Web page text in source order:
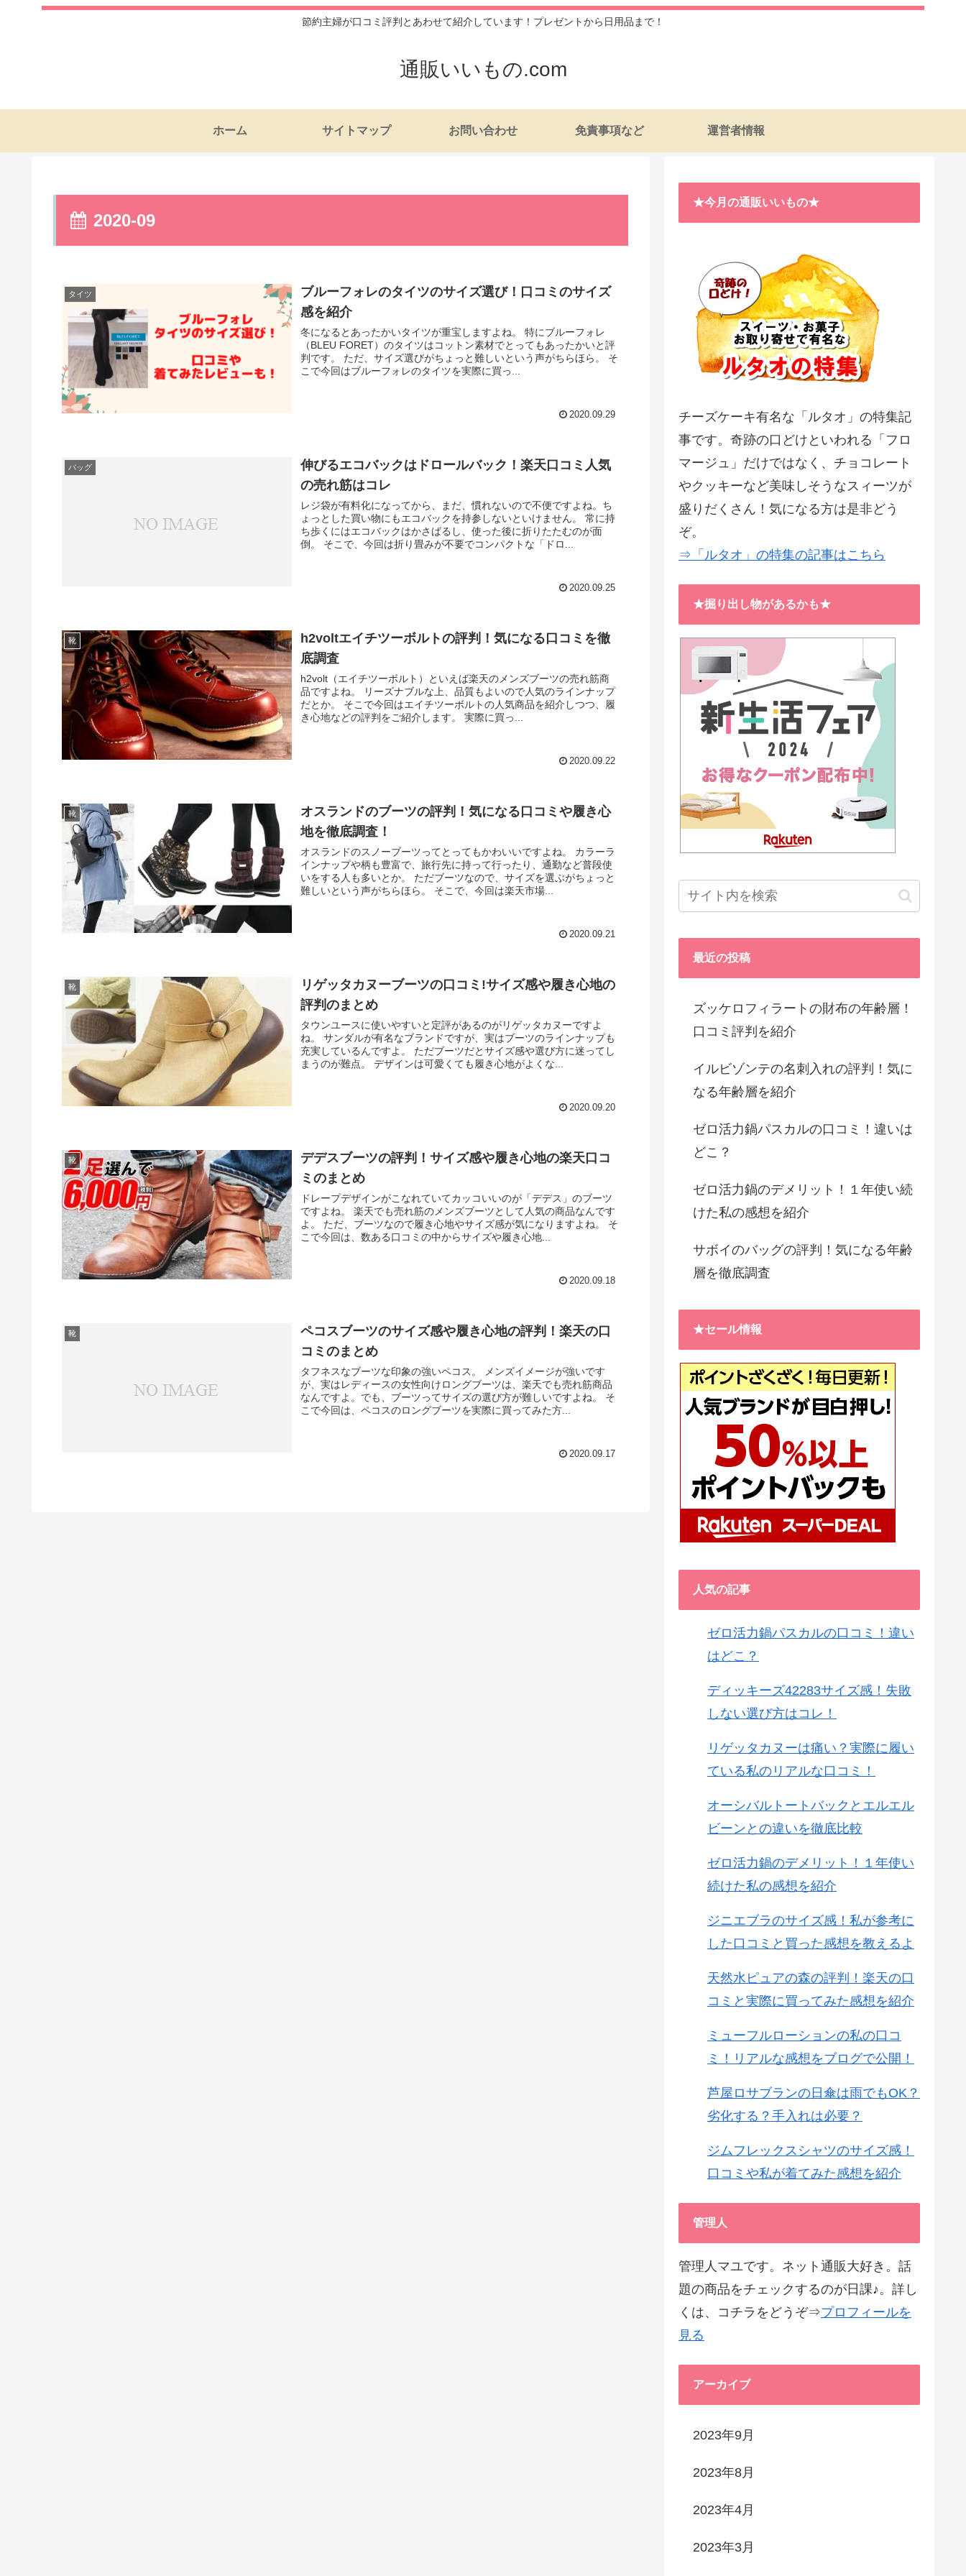
節約主婦が口コミ評判とあわせて紹介しています！プレゼントから日用品まで！
通販いいもの.com
ホーム サイトマップ お問い合わせ 免責事項など 運営者情報
2020-09
タイツ
ブルーフォレのタイツのサイズ選び！口コミのサイズ
感を紹介
冬になるとあったかいタイツが重宝しますよね。 特にブルーフォレ
（BLEU FORET）のタイツはコットン素材でとってもあったかいと評
判です。 ただ、サイズ選びがちょっと難しいという声がちらほら。 そ
こで今回はブルーフォレのタイツを実際に買っ...
2020.09.29
バッグ
伸びるエコバックはドロールバック！楽天口コミ人気
の売れ筋はコレ
レジ袋が有料化になってから、まだ、慣れないので不便ですよね。ち
ょっとした買い物にもエコバックを持参しないといけません。 常に持
ち歩くにはエコバックはかさばるし、使った後に折りたたむのが面
倒。 そこで、今回は折り畳みが不要でコンパクトな「ドロ...
2020.09.25
靴
h2voltエイチツーボルトの評判！気になる口コミを徹
底調査
h2volt（エイチツーボルト）といえば楽天のメンズブーツの売れ筋商
品ですよね。 リーズナブルな上、品質もよいので人気のラインナップ
だとか。 そこで今回はエイチツーボルトの人気商品を紹介しつつ、履
き心地などの評判をご紹介します。 実際に買っ...
2020.09.22
靴
オスランドのブーツの評判！気になる口コミや履き心
地を徹底調査！
オスランドのスノーブーツってとってもかわいいですよね。 カラーラ
インナップや柄も豊富で、旅行先に持って行ったり、通勤など普段使
いをする人も多いとか。 ただブーツなので、サイズを選ぶがちょっと
難しいという声がちらほら。 そこで、今回は楽天市場...
2020.09.21
靴
リゲッタカヌーブーツの口コミ!サイズ感や履き心地の
評判のまとめ
タウンユースに使いやすいと定評があるのがリゲッタカヌーですよ
ね。 サンダルが有名なブランドですが、実はブーツのラインナップも
充実しているんですよ。 ただブーツだとサイズ感や選び方に迷ってし
まうのが難点。 デザインは可愛くても履き心地がよくな...
2020.09.20
靴
デデスブーツの評判！サイズ感や履き心地の楽天口コ
ミのまとめ
ドレープデザインがこなれていてカッコいいのが「デデス」のブーツ
ですよね。 楽天でも売れ筋のメンズブーツとして人気の商品なんです
よ。 ただ、ブーツなので履き心地やサイズ感が気になりますよね。 そ
こで今回は、数ある口コミの中からサイズや履き心地...
2020.09.18
靴
ペコスブーツのサイズ感や履き心地の評判！楽天の口
コミのまとめ
タフネスなブーツな印象の強いペコス。 メンズイメージが強いです
が、実はレディースの女性向けロングブーツは、楽天でも売れ筋商品
なんですよ。でも、ブーツってサイズの選び方が難しいですよね。 そ
こで今回は、ペコスのロングブーツを実際に買ってみた方...
2020.09.17
★今月の通販いいもの★
チーズケーキ有名な「ルタオ」の特集記
事です。奇跡の口どけといわれる「フロ
マージュ」だけではなく、チョコレート
やクッキーなど美味しそうなスィーツが
盛りだくさん！気になる方は是非どう
ぞ。
⇒「ルタオ」の特集の記事はこちら
★掘り出し物があるかも★
最近の投稿
ズッケロフィラートの財布の年齢層！
口コミ評判を紹介
イルビゾンテの名刺入れの評判！気に
なる年齢層を紹介
ゼロ活力鍋パスカルの口コミ！違いは
どこ？
ゼロ活力鍋のデメリット！１年使い続
けた私の感想を紹介
サボイのバッグの評判！気になる年齢
層を徹底調査
★セール情報
人気の記事
ゼロ活力鍋パスカルの口コミ！違い
はどこ？
ディッキーズ42283サイズ感！失敗
しない選び方はコレ！
リゲッタカヌーは痛い？実際に履い
ている私のリアルな口コミ！
オーシバルトートバックとエルエル
ビーンとの違いを徹底比較
ゼロ活力鍋のデメリット！１年使い
続けた私の感想を紹介
ジニエブラのサイズ感！私が参考に
した口コミと買った感想を教えるよ
天然水ピュアの森の評判！楽天の口
コミと実際に買ってみた感想を紹介
ミューフルローションの私の口コ
ミ！リアルな感想をブログで公開！
芦屋ロサブランの日傘は雨でもOK？
劣化する？手入れは必要？
ジムフレックスシャツのサイズ感！
口コミや私が着てみた感想を紹介
管理人
管理人マユです。ネット通販大好き。話
題の商品をチェックするのが日課♪。詳し
くは、コチラをどうぞ⇒プロフィールを
見る
アーカイブ
2023年9月
2023年8月
2023年4月
2023年3月